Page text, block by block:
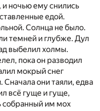
и ночью ему снились
едой.
Солнца не было.
темней и глубже. Дул
выбелил холмы.
пока он разводил
мокрый снег
они таяли, едва
всё гуще и гуще,
собранный им мох